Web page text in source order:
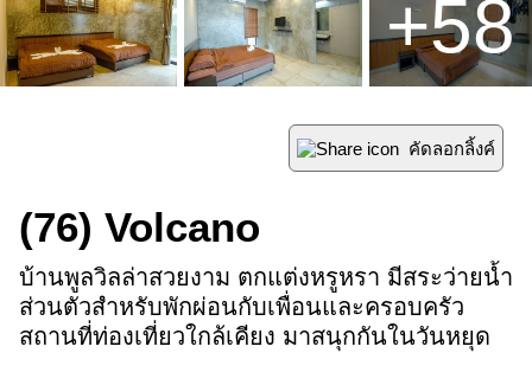
+58
(76) Volcano
คัดลอกลิ้งค์
บ้านพูลวิลล่าสวยงาม ตกแต่งหรูหรา มีสระว่ายน้ำ
ส่วนตัวสำหรับพักผ่อนกับเพื่อนและครอบครัว
สถานที่ท่องเที่ยวใกล้เคียง มาสนุกกันในวันหยุด